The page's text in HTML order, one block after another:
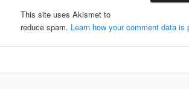
This site uses Akismet to
reduce spam. Learn how your comment data is